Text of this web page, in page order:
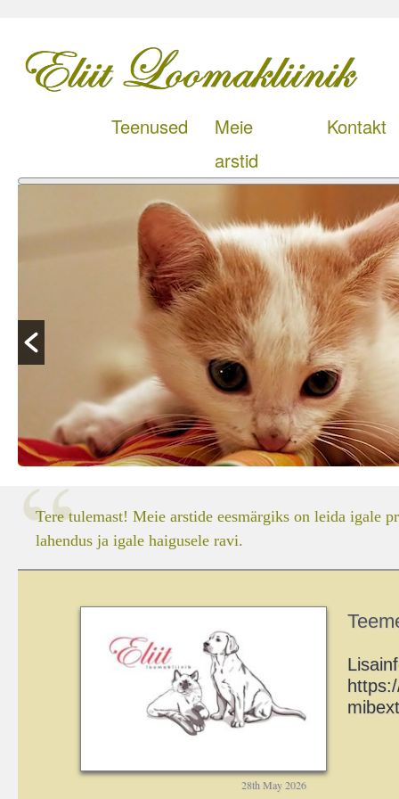
Kontakt
Meie
arstid
Teenused
Tere tulemast! Meie arstide eesmärgiks on leida igale
lahendus ja igale haigusele ravi.
28th May 2026